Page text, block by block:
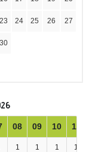
23 24 25 26 27
30
08 09 10 11
1 1 1 1